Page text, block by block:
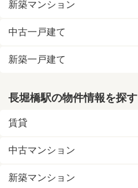
新築マンション
中古一戸建て
新築一戸建て
長堀橋駅の物件情報を探す
賃貸
中古マンション
新築マンション